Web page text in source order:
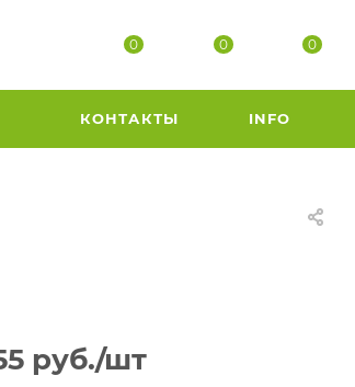
0 0 0
КОНТАКТЫ INFO
руб./шт